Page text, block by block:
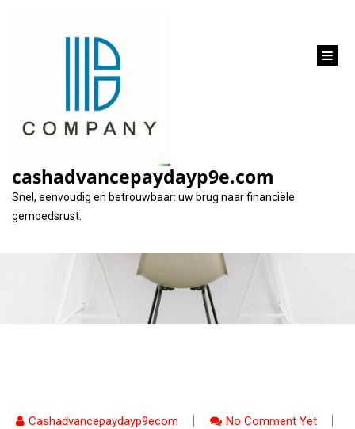
cashadvancepaydayp9e.com
Snel, eenvoudig en betrouwbaar: uw brug naar financiële
gemoedsrust.
Alles wat u moet
weten over een
lening van €50.000
Cashadvancepaydayp9ecom
No Comment Yet